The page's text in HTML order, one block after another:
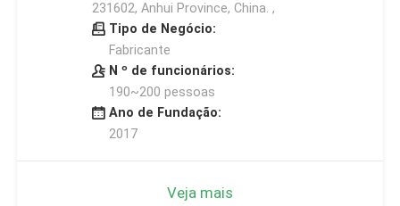
231602, Anhui Province, China. ,
Tipo de Negócio:
Fabricante
N º de funcionários:
190~200 pessoas
Ano de Fundação:
2017
Veja mais